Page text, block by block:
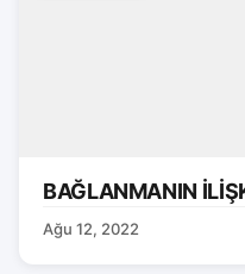
BAĞLANMANIN
Ağu 12, 2022